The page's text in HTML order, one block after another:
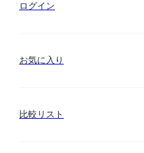
ログイン
お気に入り
比較リスト